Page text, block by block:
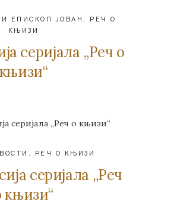
ЕПИСКОП ЈОВАН ,
РЕЧ О
КЊИЗИ
серијала „Реч о
књизи“
, РЕЧ О КЊИЗИ
серијала „Реч
књизи“